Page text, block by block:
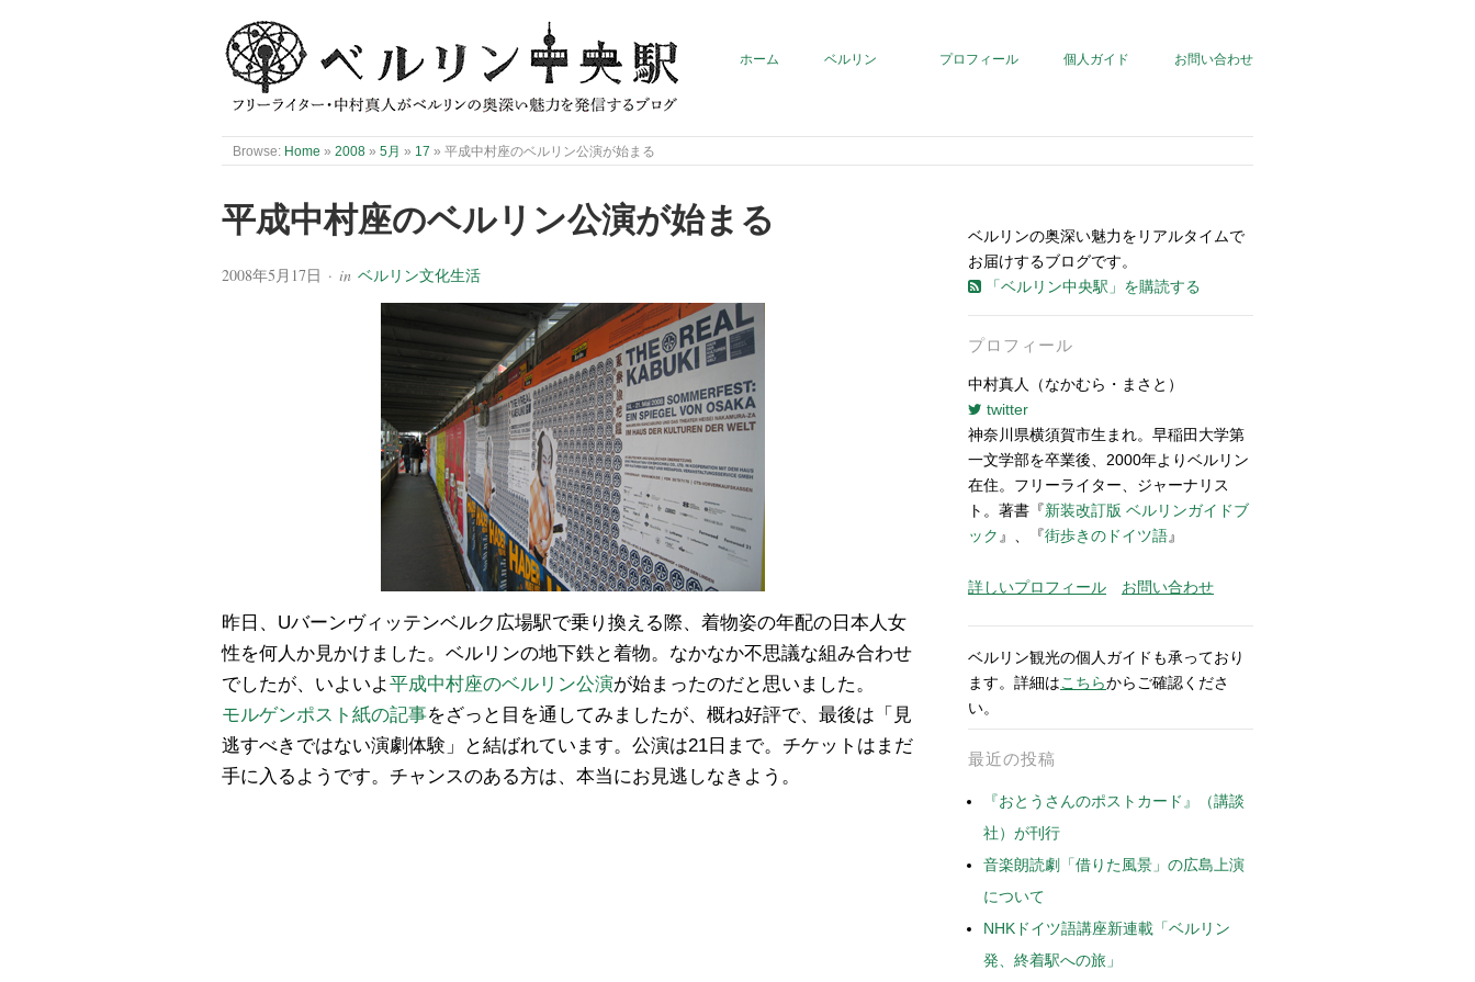
ホーム ベルリン プロフィール 個人ガイド お問い合わせ
Browse: Home » 2008 » 5月 » 17 » 平成中村座のベルリン公演が始まる
平成中村座のベルリン公演が始まる
2008年5月17日 · in ベルリン文化生活
昨日、Uバーンヴィッテンベルク広場駅で乗り換える際、着物姿の年配の日本人女
性を何人か見かけました。ベルリンの地下鉄と着物。なかなか不思議な組み合わせ
でしたが、いよいよ 平成中村座のベルリン公演が始まったのだと思いました。
モルゲンポスト紙の記事をざっと目を通してみましたが、概ね好評で、最後は「見
逃すべきではない演劇体験」と結ばれています。公演は21日まで。チケットはまだ
手に入るようです。チャンスのある方は、本当にお見逃しなきよう。
ベルリンの奥深い魅力をリアルタイムで
お届けするブログです。
「ベルリン中央駅」を購読する
プロフィール
中村真人（なかむら・まさと）
twitter
神奈川県横須賀市生まれ。早稲田大学第
一文学部を卒業後、2000年よりベルリン
在住。フリーライター、ジャーナリス
ト。著書『新装改訂版 ベルリンガイドブ
ック 』、『街歩きのドイツ語』
詳しいプロフィール お問い合わせ
ベルリン観光の個人ガイドも承っており
ます。詳細はこちらからご確認くださ
い。
最近の投稿
『おとうさんのポストカード』（講談
社）が刊行
音楽朗読劇「借りた風景」の広島上演
について
NHKドイツ語講座新連載「ベルリン
発、終着駅への旅」